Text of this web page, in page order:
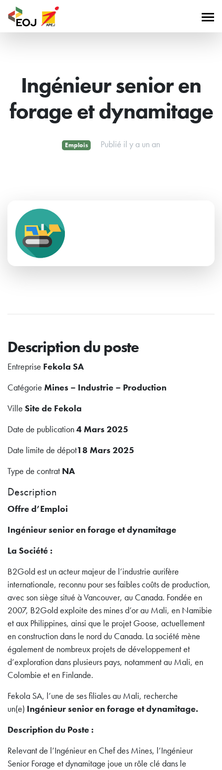
Ingénieur senior en
forage et dynamitage
Emplois Publié il y a un an
Description du poste
Entreprise Fekola SA
Catégorie Mines – Industrie – Production
Ville Site de Fekola
Date de publication4 Mars 2025
Date limite de dépot18 Mars 2025
Type de contrat NA
Description
Offre d’Emploi
Ingénieur senior en forage et dynamitage
La Société :
B2Gold est un acteur majeur de l’industrie aurifère
internationale, reconnu pour ses faibles coûts de production,
avec son siège situé à Vancouver, au Canada. Fondée en
2007, B2Gold exploite des mines d’or au Mali, en Namibie
et aux Philippines, ainsi que le projet Goose, actuellement
en construction dans le nord du Canada. La société mène
également de nombreux projets de développement et
d’exploration dans plusieurs pays, notamment au Mali, en
Colombie et en Finlande.
Fekola SA, l’une de ses filiales au Mali, recherche
un(e) Ingénieur senior en forage et dynamitage.
Description du Poste :
Relevant de l’Ingénieur en Chef des Mines, l’Ingénieur
Senior Forage et dynamitage joue un rôle clé dans le